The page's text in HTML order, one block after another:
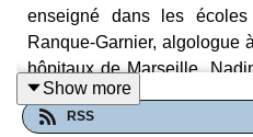
enseigné dans les
Ranque-Garnier, algologue
hôpitaux de Marseille,
au centre de la douleur
volontiers. Murielle Salle,
Show more
RSS